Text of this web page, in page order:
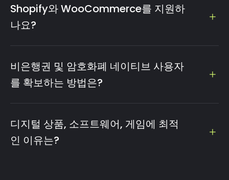
(USDT/USDC) 수익을 확보할 수 있기 때문입니다. 내장 법정
화폐 오프램프를 통해 쉽게 USD로 환전하고 2,000달러 이상
은 SWIFT로 법인 계좌 정산이 가능합니다.
Shopify와 WooCommerce를 지원하
나요?
WHMCS, PrestaShop용 플러그인을 제공합니다. 10분 내로
비은행권 및 암호화폐 네이티브 사용자
를 확보하는 방법은?
드입니다. MENA, LatAm, SEA 등 성장 지역의 유동성을 활용
하세요.
디지털 상품, 소프트웨어, 게임에 최적
인 이유는?